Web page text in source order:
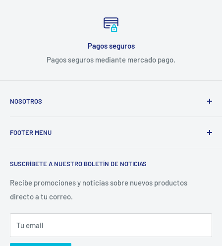
Pagos seguros
Pagos seguros mediante mercado pago.
NOSOTROS
de ofrecer refacciones para aparatos electrodomésticos y
restaurantera e industrial.
FOOTER MENU
Catálogo
La Empresa
Contacto
Sucursales
Buscar
SUSCRÍBETE A NUESTRO BOLETÍN DE NOTICIAS
Recibe promociones y noticias sobre nuevos productos
directo a tu correo.
Tu email